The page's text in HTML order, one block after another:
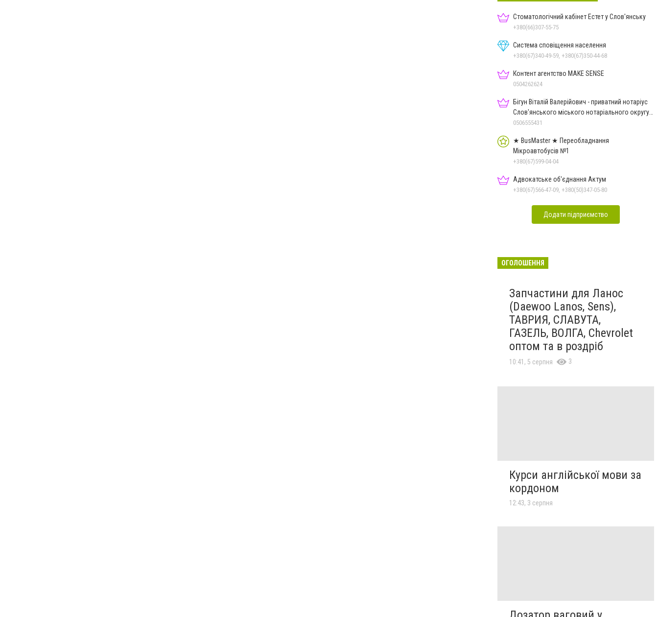
Стоматологічний кабінет Естет у Слов'янську
+380(66)307-55-75
Система сповіщення населення
+380(67)340-49-59, +380(67)350-44-68
Контент агентство MAKE SENSE
0504262624
Бігун Віталій Валерійович - приватний нотаріус
Слов'янського міського нотаріального округу
Дон.обл.
0506555431
★ BusMaster ★ Переобладнання
Мікроавтобусів №1
+380(67)599-04-04
Адвокатське об'єднання Актум
+380(67)566-47-09, +380(50)347-05-80
Додати підприємство
ОГОЛОШЕННЯ
Запчастини для Ланос
(Daewoo Lanos, Sens),
ТАВРИЯ, СЛАВУТА,
ГАЗЕЛЬ, ВОЛГА, Chevrolet
оптом та в роздріб
10:41, 5 серпня 3
Курси англійської мови за
кордоном
12:43, 3 серпня